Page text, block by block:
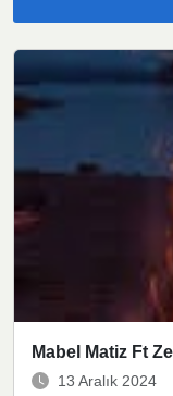
Mabel Matiz Ft
13 Aralık 2024